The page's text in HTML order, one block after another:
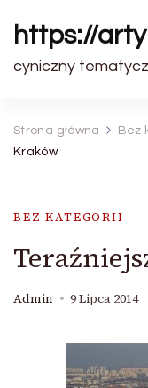
https://
cyniczny
Strona główna Bez
Kraków
BEZ KATEGORII
Admin 9 Lipca 2014